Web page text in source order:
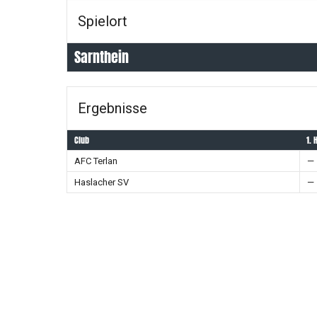
Spielort
Sarnthein
Ergebnisse
Club 1.
AFC Terlan —
Haslacher SV
—